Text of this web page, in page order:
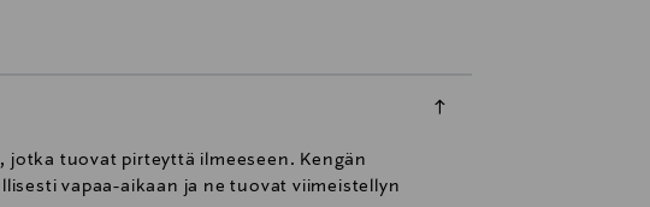
tuovat pirteyttä ilmeeseen. Kengän
vapaa-aikaan ja ne tuovat viimeistellyn